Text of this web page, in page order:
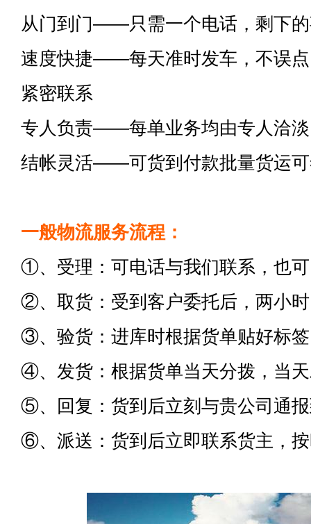
从门到门——只需一个电话，剩下
速度快捷——每天准时发车，不误
紧密联系
专人负责——每单业务均由专人洽
结帐灵活——可货到付款批量货运
一般物流服务流程：
①、受理：可电话与我们联系，也
②、取货：受到客户委托后，两小
③、验货：进库时根据货单贴好标签
④、发货：根据货单当天分拨，当
⑤、回复：货到后立刻与贵公司通
⑥、派送：货到后立即联系货主，